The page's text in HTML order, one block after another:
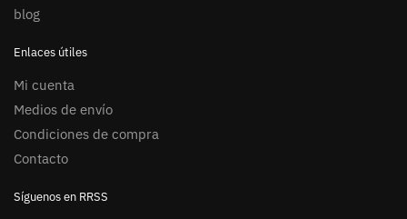
blog
Enlaces útiles
Mi cuenta
Medios de envío
Condiciones de compra
Contacto
Síguenos en RRSS